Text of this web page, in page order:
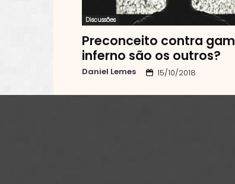
Discussões
Preconceito contra
inferno são os outros?
Daniel Lemes 15/10/2018